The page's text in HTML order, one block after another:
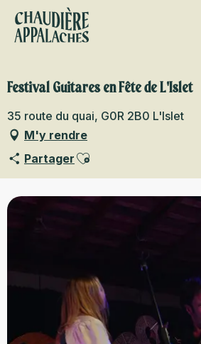
Aller
contenu
favoris
Festival Guitares en Fête de L'Islet
35 route du quai, G0R 2B0 L'Islet
M'y rendre
Partager Ajouter aux favoris